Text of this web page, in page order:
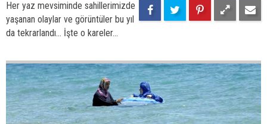
Her yaz mevsiminde sahillerimizde
yaşanan olaylar ve görüntüler bu yıl
da tekrarlandı... İşte o kareler...